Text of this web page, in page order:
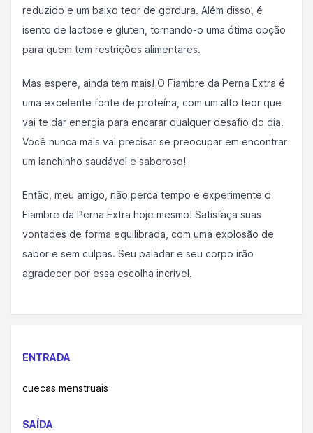
reduzido e um baixo teor de gordura. Além disso, é
isento de lactose e gluten, tornando-o uma ótima opção
para quem tem restrições alimentares.
Mas espere, ainda tem mais! O Fiambre da Perna Extra é
uma excelente fonte de proteína, com um alto teor que
vai te dar energia para encarar qualquer desafio do dia.
Você nunca mais vai precisar se preocupar em encontrar
um lanchinho saudável e saboroso!
Então, meu amigo, não perca tempo e experimente o
Fiambre da Perna Extra hoje mesmo! Satisfaça suas
vontades de forma equilibrada, com uma explosão de
sabor e sem culpas. Seu paladar e seu corpo irão
agradecer por essa escolha incrível.
ENTRADA
cuecas menstruais
SAÍDA